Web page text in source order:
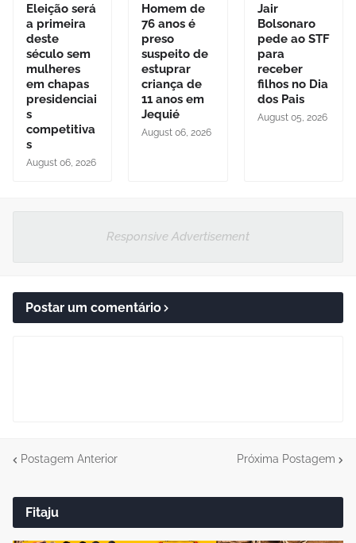
Eleição será
a primeira
deste
século sem
mulheres
em chapas
presidenciai
s
competitiva
s
August 06, 2026
Homem de
76 anos é
preso
suspeito de
estuprar
criança de
11 anos em
Jequié
August 06, 2026
Jair
Bolsonaro
pede ao STF
para
receber
filhos no Dia
dos Pais
August 05, 2026
Responsive Advertisement
Postar um comentário
Postagem Anterior Próxima Postagem
Fitaju